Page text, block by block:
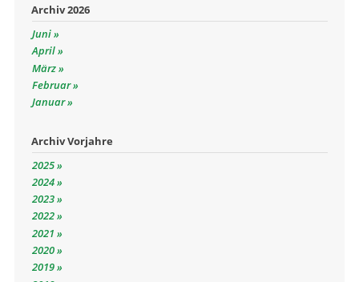
Archiv 2026
Juni
April
März
Februar
Januar
Archiv Vorjahre
2025
2024
2023
2022
2021
2020
2019